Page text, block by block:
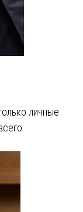
личные